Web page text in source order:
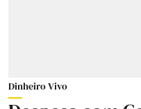
Dinheiro Vivo